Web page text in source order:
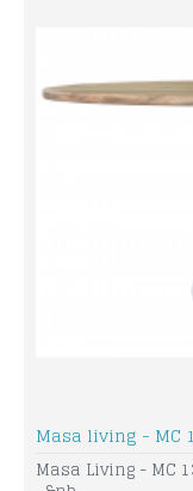
Masa living - MC
Masa Living -